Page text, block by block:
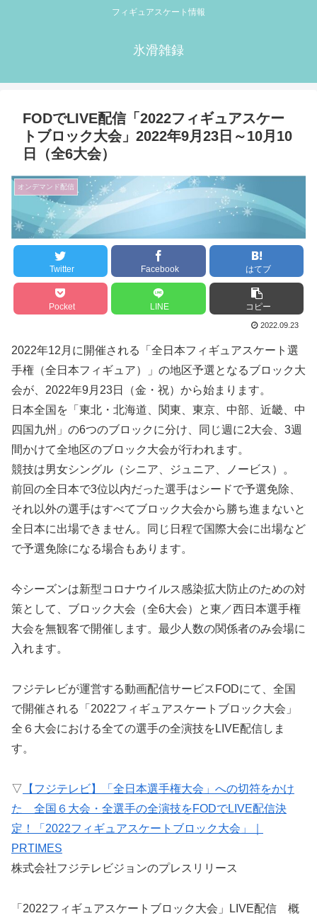
フィギュアスケート情報
氷滑雑録
FODでLIVE配信「2022フィギュアスケー
トブロック大会」2022年9月23日～10月10
日（全6大会）
オンデマンド配信
Twitter Facebook はてブ
Pocket LINE コピー
2022.09.23
2022年12月に開催される「全日本フィギュアスケート選
手権（全日本フィギュア）」の地区予選となるブロック大
会が、2022年9月23日（金・祝）から始まります。
日本全国を「東北・北海道、関東、東京、中部、近畿、中
四国九州」の6つのブロックに分け、同じ週に2大会、3週
間かけて全地区のブロック大会が行われます。
競技は男女シングル（シニア、ジュニア、ノービス）。
前回の全日本で3位以内だった選手はシードで予選免除、
それ以外の選手はすべてブロック大会から勝ち進まないと
全日本に出場できません。同じ日程で国際大会に出場など
で予選免除になる場合もあります。
今シーズンは新型コロナウイルス感染拡大防止のための対
策として、ブロック大会（全6大会）と東／西日本選手権
大会を無観客で開催します。最少人数の関係者のみ会場に
入れます。
フジテレビが運営する動画配信サービスFODにて、全国
で開催される「2022フィギュアスケートブロック大会」
全６大会における全ての選手の全演技をLIVE配信しま
す。
▽ 【フジテレビ】「全日本選手権大会」への切符をかけ
た 全国６大会・全選手の全演技をFODでLIVE配信決
定！「2022フィギュアスケートブロック大会」｜
PRTIMES
株式会社フジテレビジョンのプレスリリース
「2022フィギュアスケートブロック大会」LIVE配信 概